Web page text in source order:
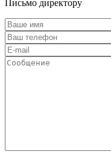
Письмо директору